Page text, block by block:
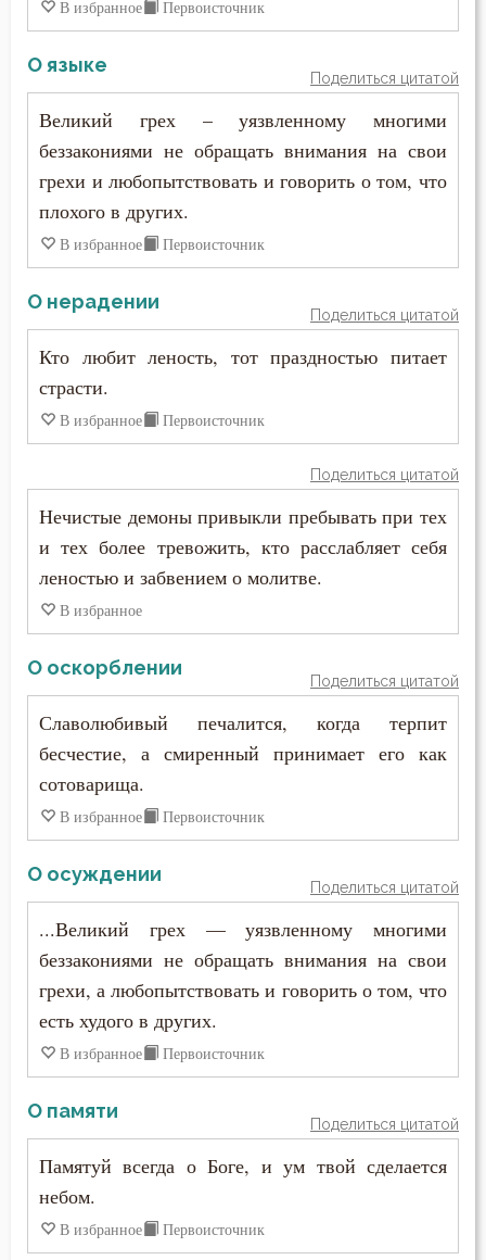
В избранное Первоисточник
О языке
Поделиться цитатой
Великий грех – уязвленному многими
беззакониями не обращать внимания на свои
грехи и любопытствовать и говорить о том, что
плохого в других.
В избранное Первоисточник
О нерадении
Поделиться цитатой
Кто любит леность, тот праздностью питает
страсти.
В избранное Первоисточник
Поделиться цитатой
Нечистые демоны привыкли пребывать при тех
и тех более тревожить, кто расслабляет себя
леностью и забвением о молитве.
В избранное
О оскорблении
Поделиться цитатой
Славолюбивый печалится, когда терпит
бесчестие, а смиренный принимает его как
сотоварища.
В избранное Первоисточник
О осуждении
Поделиться цитатой
...Великий грех — уязвленному многими
беззакониями не обращать внимания на свои
грехи, а любопытствовать и говорить о том, что
есть худого в других.
В избранное Первоисточник
О памяти
Поделиться цитатой
Памятуй всегда о Боге, и ум твой сделается
небом.
В избранное Первоисточник